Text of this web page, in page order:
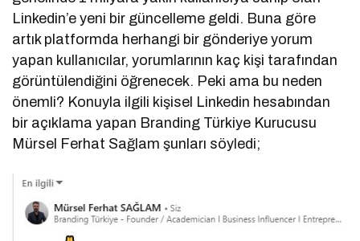
Linkedin’e yeni bir güncelleme geldi. Buna göre
artık platformda herhangi bir gönderiye yorum
yapan kullanıcılar, yorumlarının kaç kişi tarafından
görüntülendiğini öğrenecek. Peki ama bu neden
önemli? Konuyla ilgili kişisel Linkedin hesabından
bir açıklama yapan Branding Türkiye Kurucusu
Mürsel Ferhat Sağlam şunları söyledi;